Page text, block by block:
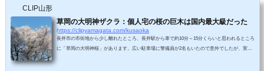
CLIP山形
草岡の大明神ザクラ：個人宅の桜の巨木は国内最大級だった
https://clipyamagata.com/kusaoka
長井市の市街地から少し離れたところ、長井駅から車で約10分～15分くらいと思われるところ
に「草岡の大明神桜」があります。広い駐車場に警備員が2名もいたので意外でしたが、実は